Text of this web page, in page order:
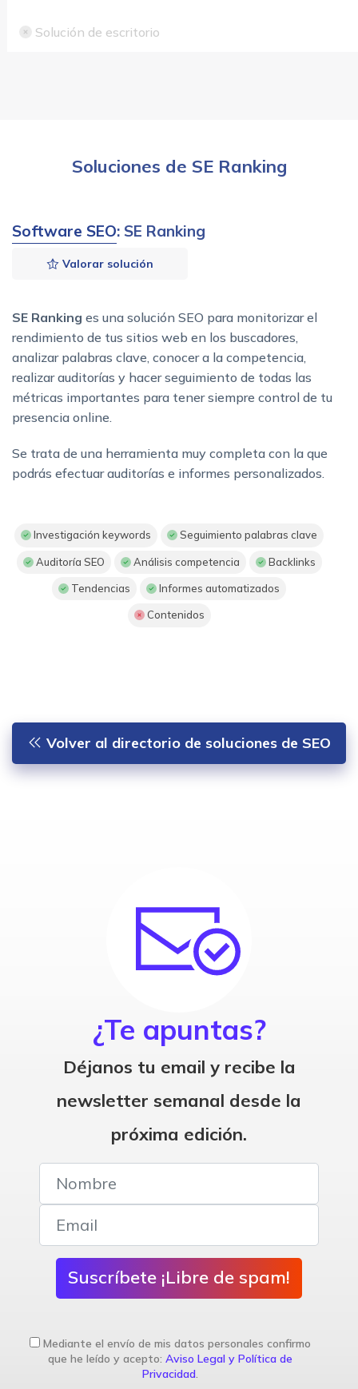
Solución de escritorio
Soluciones de SE Ranking
Software SEO: SE Ranking
Valorar solución
SE Ranking es una solución SEO para monitorizar el
rendimiento de tus sitios web en los buscadores,
analizar palabras clave, conocer a la competencia,
realizar auditorías y hacer seguimiento de todas las
métricas importantes para tener siempre control de tu
presencia online.
Se trata de una herramienta muy completa con la que
podrás efectuar auditorías e informes personalizados.
Investigación keywords Seguimiento palabras clave
Auditoría SEO Análisis competencia Backlinks
Tendencias Informes automatizados
Contenidos
Volver al directorio de soluciones de SEO
¿Te apuntas?
Déjanos tu email y recibe la
newsletter semanal desde la
próxima edición.
Suscríbete ¡Libre de spam!
Mediante el envío de mis datos personales confirmo
que he leído y acepto: Aviso Legal y Política de
Privacidad.